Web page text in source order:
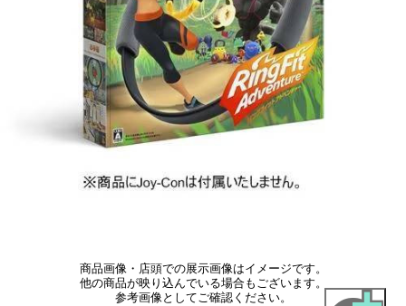
商品画像・店頭での展示画像はイメージです。
他の商品が映り込んでいる場合もございます。
参考画像としてご確認ください。